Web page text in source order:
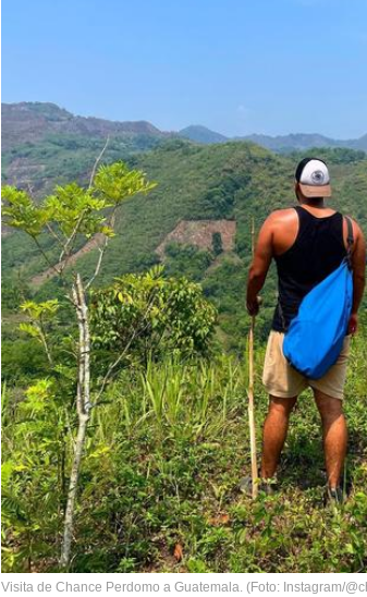
Visita de Chance Perdomo a Guatemala. (Foto: Instagram/